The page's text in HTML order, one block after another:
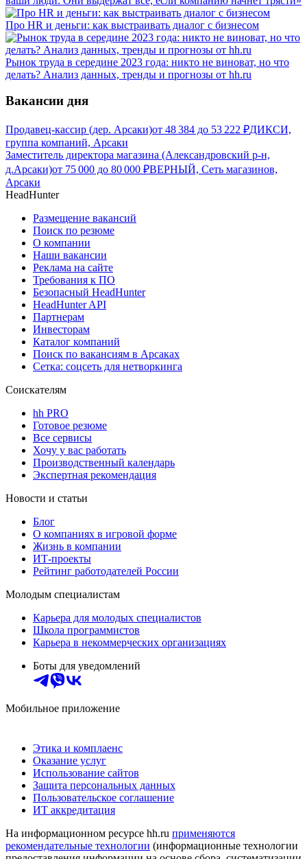
Про HR и деньги: как выстраивать диалог с бизнесом
Рынок труда в середине 2023 года: никто не виноват, но что
делать? Анализ данных, тренды и прогнозы от hh.ru
Вакансии дня
Продавец-кассир (дер. Арсаки)от 48 384 до 53 222 ₽ДИКСИ,
группа компаний, Арсаки
Заместитель директора магазина (Александровский р-н,
д.Арсаки)от 75 000 до 80 000 ₽ВЕРНЫЙ, Сеть магазинов,
Арсаки
HeadHunter
Размещение вакансий
Поиск по резюме
О компании
Наши вакансии
Реклама на сайте
Требования к ПО
Безопасный HeadHunter
HeadHunter API
Партнерам
Инвесторам
Каталог компаний
Поиск по вакансиям в Арсаках
Сетка: соцсеть для нетворкинга
Соискателям
hh PRO
Готовое резюме
Все сервисы
Хочу у вас работать
Производственный календарь
Экспертная рекомендация
Новости и статьи
Блог
О компаниях в игровой форме
Жизнь в компании
ИТ-проекты
Рейтинг работодателей России
Молодым специалистам
Карьера для молодых специалистов
Школа программистов
Карьера в некоммерческих организациях
Боты для уведомлений
Мобильное приложение
Этика и комплаенс
Оказание услуг
Использование сайтов
Защита персональных данных
Пользовательское соглашение
ИТ аккредитация
На информационном ресурсе hh.ru применяются
рекомендательные технологии (информационные технологии